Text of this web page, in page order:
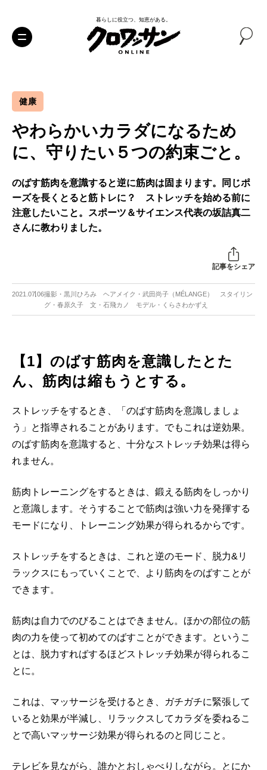
暮らしに役立つ、知恵がある。
健康
やわらかいカラダになるため
に、守りたい５つの約束ごと。
のばす筋肉を意識すると逆に筋肉は固まります。同じポ
ーズを長くとると筋トレに？ ストレッチを始める前に
注意したいこと。スポーツ＆サイエンス代表の坂詰真二
さんに教わりました。
記事をシェア
2021.07.06撮影・黒川ひろみ ヘアメイク・武田尚子（MÉLANGE） スタイリン
グ・春原久子 文・石飛カノ モデル・くらさわかずえ
【1】のばす筋肉を意識したとた
ん、筋肉は縮もうとする。
ストレッチをするとき、「のばす筋肉を意識しましょ
う」と指導されることがあります。でもこれは逆効果。
のばす筋肉を意識すると、十分なストレッチ効果は得ら
れません。
筋肉トレーニングをするときは、鍛える筋肉をしっかり
と意識します。そうすることで筋肉は強い力を発揮する
モードになり、トレーニング効果が得られるからです。
ストレッチをするときは、これと逆のモード、脱力&リ
ラックスにもっていくことで、より筋肉をのばすことが
できます。
筋肉は自力でのびることはできません。ほかの部位の筋
肉の力を使って初めてのばすことができます。というこ
とは、脱力すればするほどストレッチ効果が得られるこ
とに。
これは、マッサージを受けるとき、ガチガチに緊張して
いると効果が半減し、リラックスしてカラダを委ねるこ
とで高いマッサージ効果が得られるのと同じこと。
テレビを見ながら、誰かとおしゃべりしながら。とにか